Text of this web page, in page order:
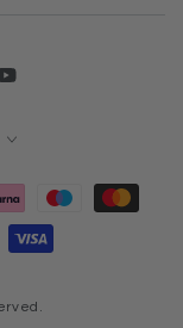
YouTube